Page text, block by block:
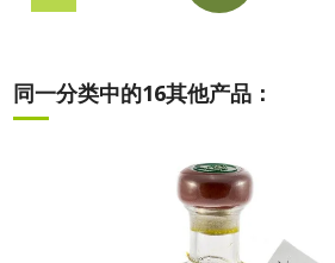
同一分类中的16其他产品：